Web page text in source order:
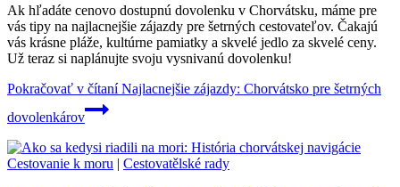
Ak hľadáte cenovo dostupnú dovolenku v Chorvátsku, máme pre
vás tipy na najlacnejšie zájazdy pre šetrných cestovateľov. Čakajú
vás krásne pláže, kultúrne pamiatky a skvelé jedlo za skvelé ceny.
Už teraz si naplánujte svoju vysnivanú dovolenku!
Pokračovať v čítaníNajlacnejšie zájazdy: Chorvátsko pre šetrných
dovolenkárov
Cestovanie k moru | Cestovatělské rady